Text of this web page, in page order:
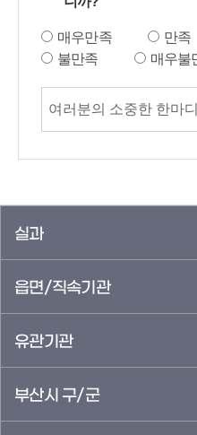
매우만족 만족
불만족
매우불
실과
읍면/직속기관
유관기관
부산시 구/군